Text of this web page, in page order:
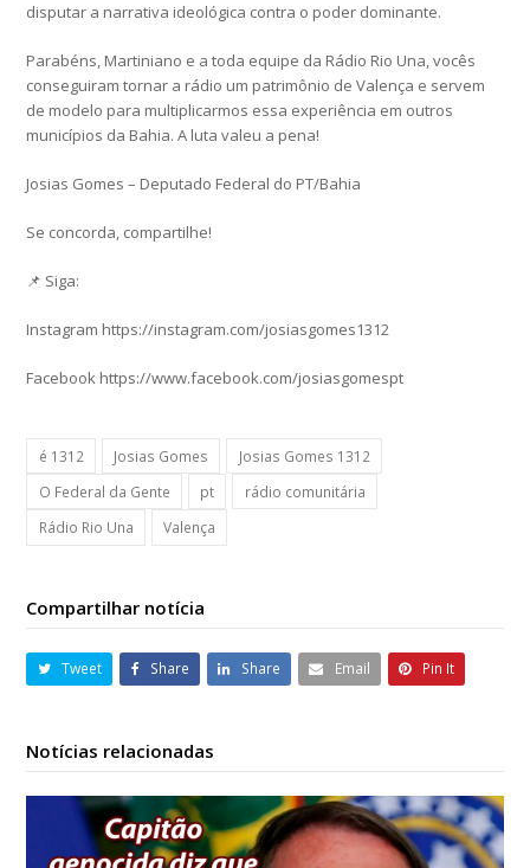
disputar a narrativa ideológica contra o poder dominante.
Parabéns, Martiniano e a toda equipe da Rádio Rio Una, vocês
conseguiram tornar a rádio um patrimônio de Valença e servem
de modelo para multiplicarmos essa experiência em outros
municípios da Bahia. A luta valeu a pena!
Josias Gomes – Deputado Federal do PT/Bahia
Se concorda, compartilhe!
📌 Siga:
Instagram https://instagram.com/josiasgomes1312
Facebook https://www.facebook.com/josiasgomespt
é 1312 Josias Gomes
Josias Gomes 1312
O Federal da Gente
pt
rádio comunitária
Rádio Rio Una
Valença
Compartilhar notícia
Tweet Share Share Email Pin It
Notícias relacionadas